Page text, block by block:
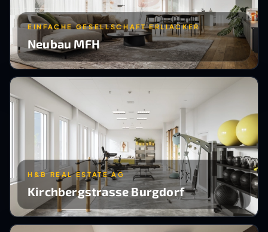
EINFACHE GESELLSCHAFT ERLIACKER
Neubau MFH
H&B REAL ESTATE AG
Kirchbergstrasse Burgdorf